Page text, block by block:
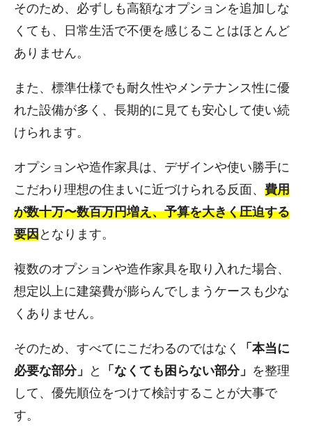
そのため、必ずしも高額なオプションを追加しな
くても、日常生活で不便を感じることはほとんど
ありません。
また、標準仕様でも耐久性やメンテナンス性に優
れた設備が多く、長期的に見ても安心して使い続
けられます。
オプションや造作家具は、デザインや使い勝手に
こだわり理想の住まいに近づけられる反面、 費用
が数十万〜数百万円増え、予算を大きく圧迫する
要因となります。
複数のオプションや造作家具を取り入れた場合、
想定以上に建築費が膨らんでしまうケースも少な
くありません。
そのため、すべてにこだわるのではなく
「本当に
必要な部分」
と 「なくても困らない部分」 を整理
して、優先順位をつけて検討することが大事で
す。